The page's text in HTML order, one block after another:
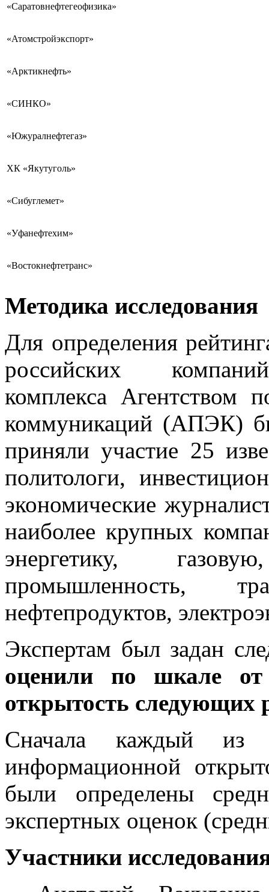
«Саратовнефтегеофизика»
«Атомстройэкспорт»
«Арктикнефть»
«СИНКО»
«Южуралнефтегаз»
ХК «Якутуголь»
«Сибуглемет»
«Уфанефтехим»
«Востокнефтетранс»
Методика исследования
Для определения
российских компаний
комплекса Агентством
коммуникаций (АПЭК)
приняли участие 25
политологи,
экономические
наиболее крупных
энергетику,
промышленность,
нефтепродуктов,
Экспертам был задан
оценили по шкале
открытость следующих
Сначала каждый из
информационной
были определены
экспертных оценок
Участники